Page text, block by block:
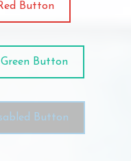
Button
Green Button
Button